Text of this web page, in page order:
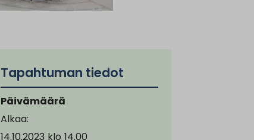
Tapahtuman tiedot
Päivämäärä
Alkaa:
14.10.2023 klo 14.00